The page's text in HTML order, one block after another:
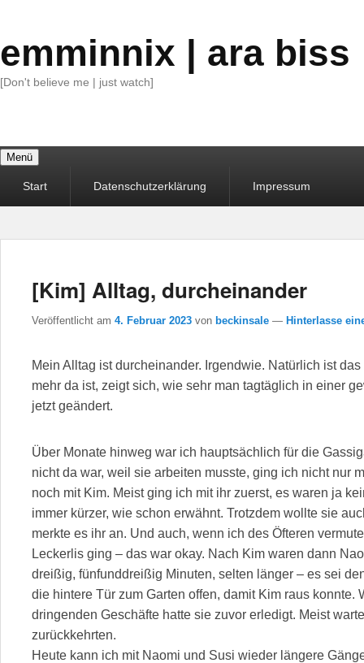
emminnix | ara biss
[Don't believe me | just watch]
Menü
MenüStart Datenschutzerklärung Impressum
[Kim] Alltag, durcheinander
Veröffentlicht am 4. Februar 2023 von beckinsale — Hinterlasse
Mein Alltag ist durcheinander. Irgendwie. Natürlich ist
mehr da ist, zeigt sich, wie sehr man tagtäglich in einer
jetzt geändert.
Über Monate hinweg war ich hauptsächlich für die
nicht da war, weil sie arbeiten musste, ging ich nicht nur
noch mit Kim. Meist ging ich mit ihr zuerst, es waren ja
immer kürzer, wie schon erwähnt. Trotzdem wollte sie
merkte es ihr an. Und auch, wenn ich des Öfteren
Leckerlis ging – das war okay. Nach Kim waren dann
dreißig, fünfunddreißig Minuten, selten länger – es sei
die hintere Tür zum Garten offen, damit Kim raus konnte.
dringenden Geschäfte hatte sie zuvor erledigt. Meist
zurückkehrten.
Heute kann ich mit Naomi und Susi wieder längere